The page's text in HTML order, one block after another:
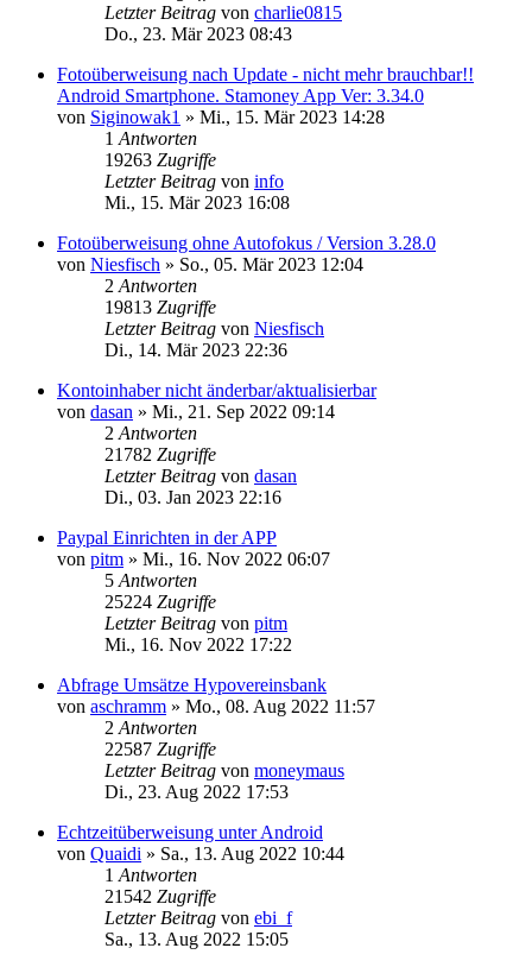
Letzter Beitrag von charlie0815
Do., 23. Mär 2023 08:43
Fotoüberweisung nach Update - nicht mehr brauchbar!!
Android Smartphone. Stamoney App Ver: 3.34.0
von Siginowak1 » Mi., 15. Mär 2023 14:28
1 Antworten
19263 Zugriffe
Letzter Beitrag von info
Mi., 15. Mär 2023 16:08
Fotoüberweisung ohne Autofokus / Version 3.28.0
von Niesfisch » So., 05. Mär 2023 12:04
2 Antworten
19813 Zugriffe
Letzter Beitrag von Niesfisch
Di., 14. Mär 2023 22:36
Kontoinhaber nicht änderbar/aktualisierbar
von dasan » Mi., 21. Sep 2022 09:14
2 Antworten
21782 Zugriffe
Letzter Beitrag von dasan
Di., 03. Jan 2023 22:16
Paypal Einrichten in der APP
von pitm » Mi., 16. Nov 2022 06:07
5 Antworten
25224 Zugriffe
Letzter Beitrag von pitm
Mi., 16. Nov 2022 17:22
Abfrage Umsätze Hypovereinsbank
von aschramm » Mo., 08. Aug 2022 11:57
2 Antworten
22587 Zugriffe
Letzter Beitrag von moneymaus
Di., 23. Aug 2022 17:53
Echtzeitüberweisung unter Android
von Quaidi » Sa., 13. Aug 2022 10:44
1 Antworten
21542 Zugriffe
Letzter Beitrag von ebi_f
Sa., 13. Aug 2022 15:05